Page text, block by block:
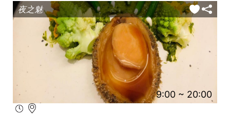
夜之魅
9:00 ~ 20:00